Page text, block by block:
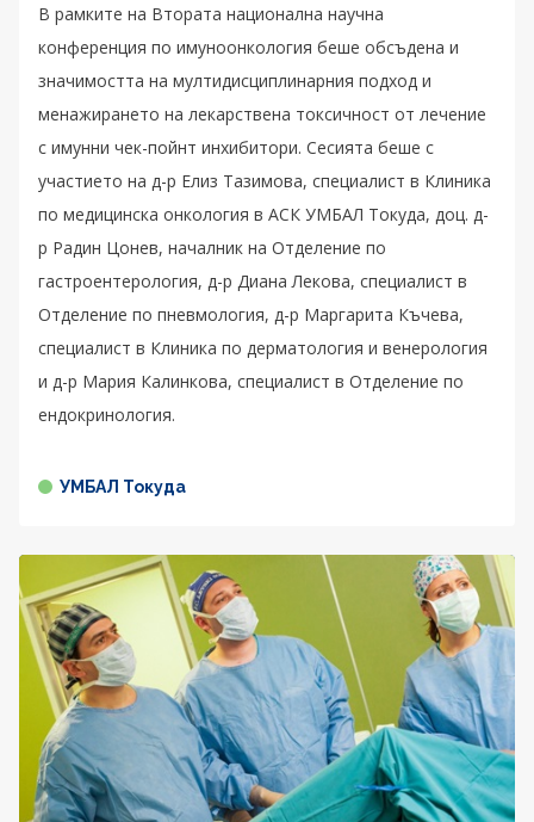
В рамките на Втората национална научна
конференция по имуноонкология беше обсъдена и
значимостта на мултидисциплинарния подход и
менажирането на лекарствена токсичност от лечение
с имунни чек-пойнт инхибитори. Сесията беше с
участието на д-р Елиз Тазимова, специалист в Клиника
по медицинска онкология в АСК УМБАЛ Токуда, доц. д-
р Радин Цонев, началник на Отделение по
гастроентерология, д-р Диана Лекова, специалист в
Отделение по пневмология, д-р Маргарита Къчева,
специалист в Клиника по дерматология и венерология
и д-р Мария Калинкова, специалист в Отделение по
ендокринология.
УМБАЛ Токуда